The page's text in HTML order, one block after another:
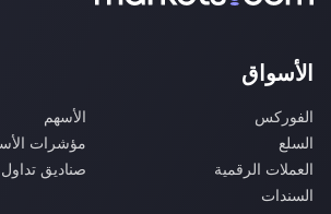
الأسواق
الفوركس
الأسهم
السلع
مؤشرات
العملات الرقمية
صناديق
السندات